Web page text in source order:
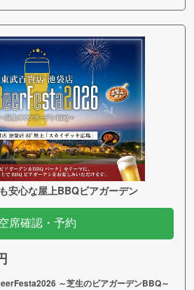
安心な屋上BBQビアガーデン
席確認・予約
～芝生のビアガーデンBBQ～